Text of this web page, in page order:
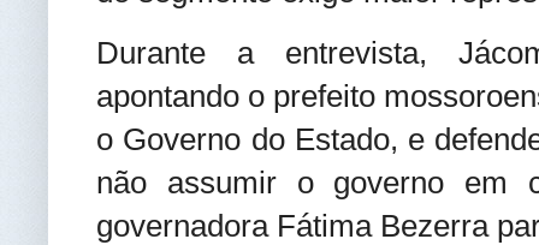
Durante a entrevista,
apontando o prefeito
o Governo do Estado, e
não assumir o governo em
governadora Fátima Bezerra